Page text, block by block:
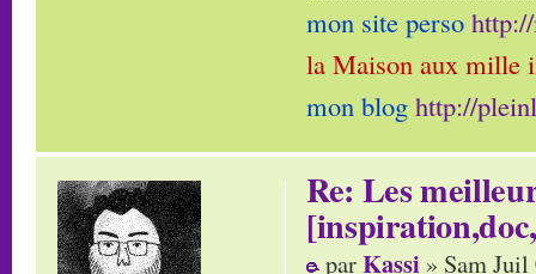
mon site perso
la Maison aux mille
mon blog http://
Re: Les
parKassi » Sam